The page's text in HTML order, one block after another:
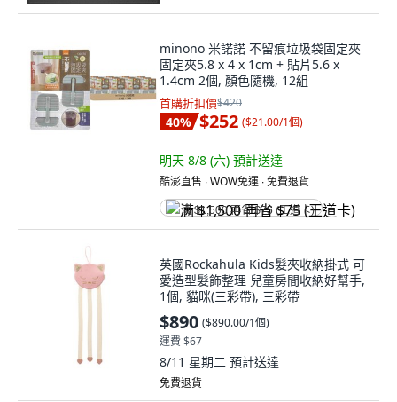
minono 米諾諾 不留痕垃圾袋固定夾
固定夾5.8 x 4 x 1cm + 貼片5.6 x
1.4cm 2個, 顏色隨機, 12組
首購折扣價$420
40% $252 ($21.00/1個)
明天 8/8 (六) 預計送達
酷澎直售 ∙ WOW免運 ∙ 免費退貨
满 $1,500 再省 $75 (王道卡)
英國Rockahula Kids髮夾收納掛式 可
愛造型髮飾整理 兒童房間收納好幫手,
1個, 貓咪(三彩帶), 三彩帶
$890 ($890.00/1個)
運費 $67
8/11 星期二 預計送達
免費退貨